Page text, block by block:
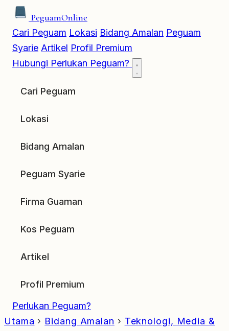
PeguamOnline
Cari Peguam Lokasi Bidang Amalan Peguam
Syarie Artikel Profil Premium
Hubungi Perlukan Peguam?
Cari Peguam
Lokasi
Bidang Amalan
Peguam Syarie
Firma Guaman
Kos Peguam
Artikel
Profil Premium
Perlukan Peguam?
Utama › Bidang Amalan › Teknologi, Media &